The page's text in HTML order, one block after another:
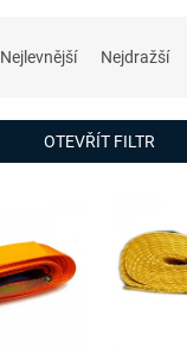
Nejlevnější Nejdražší
OTEVŘÍT FILTR